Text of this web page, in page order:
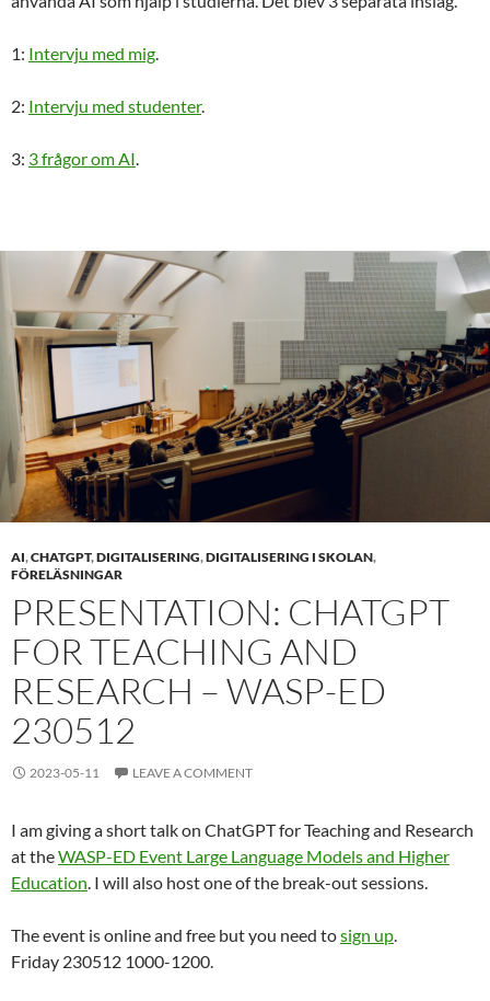
1: Intervju med mig
2: Intervju med studenter.
3: 3 frågor om AI
AI,CHATGPT,DIGITALISERING,DIGITALISERING I SKOLAN,
FÖRELÄSNINGAR
PRESENTATION: CHATGPT
FOR TEACHING AND
RESEARCH – WASP-ED
230512
2023-05-11 LEAVE A COMMENT
I am giving a short talk on ChatGPT for Teaching and Research
at theWASP-ED Event Large Language Models and Higher
Education . I will also host one of the break-out sessions.
The event is online and free but you need tosign up
Friday 230512 1000-1200.